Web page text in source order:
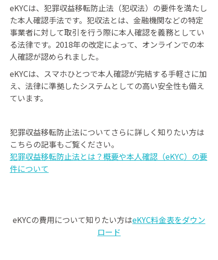
eKYCは、犯罪収益移転防止法（犯収法）の要件を満たし
た本人確認手法です。犯収法とは、金融機関などの特定
事業者に対して取引を行う際に本人確認を義務としてい
る法律です。2018年の改定によって、オンラインでの本
人確認が認められました。
eKYCは、スマホひとつで本人確認が完結する手軽さに加
え、法律に準拠したシステムとしての高い安全性も備え
ています。
犯罪収益移転防止法についてさらに詳しく知りたい方は
こちらの記事もご覧ください。
犯罪収益移転防止法とは？概要や本人確認（eKYC）の要
件について
eKYCの費用について知りたい方はeKYC料金表をダウン
ロード